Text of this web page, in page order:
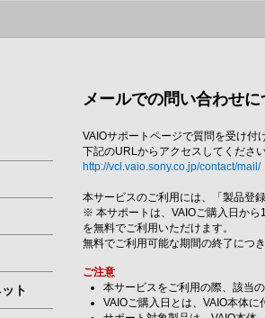
ト
メールでの問い合わせに
VAIOサポートページで質問を受け付
下記のURLからアクセスしてください
http://vcl.vaio.sony.co.jp/contact/mail/
本サービスのご利用には、「製品登
※ 本サポートは、VAIOご購入日から
を無料でご利用いただけます。
無料でご利用可能な期間の終了につ
ご注意
本サービスをご利用の際、該当
VAIOご購入日とは、VAIO本体